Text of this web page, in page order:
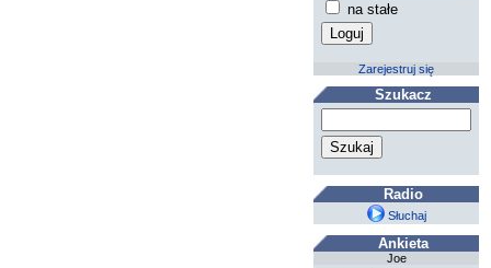
na stałe
Zarejestruj się
Szukacz
Radio
Słuchaj
Ankieta
Joe